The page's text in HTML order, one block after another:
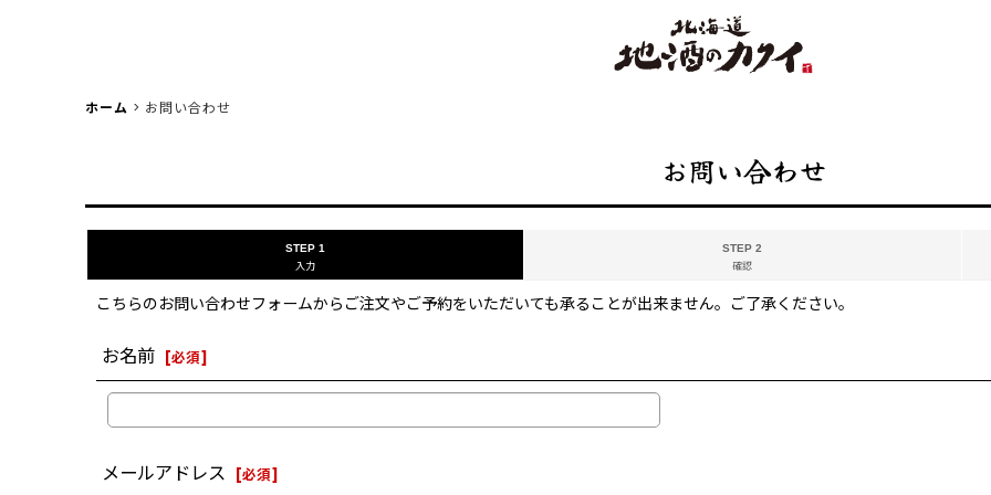
ホーム > お問い合わせ
お問い合わせ
STEP 1
入力
STEP 2
確認
こちらのお問い合わせフォームからご注文やご予約をいただいても承ることが出来ません。ご了承ください。
お名前 [必須]
メールアドレス [必須]